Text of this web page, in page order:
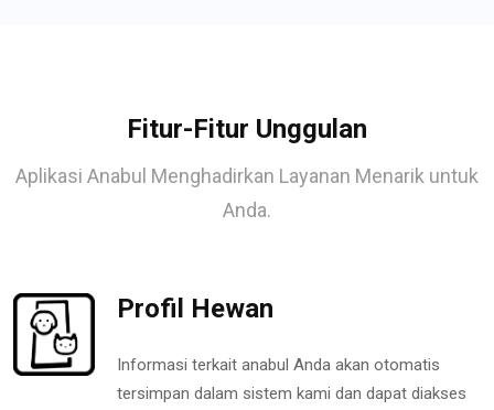
Fitur-Fitur Unggulan
Aplikasi Anabul Menghadirkan Layanan Menarik untuk
Anda.
Profil Hewan
Informasi terkait anabul Anda akan otomatis
tersimpan dalam sistem kami dan dapat diakses